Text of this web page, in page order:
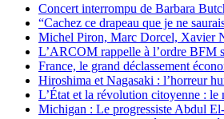
Concert interrompu de Barbara
“Cachez ce drapeau que je ne
Michel Piron, Marc Dorcel, Xavier
L’ARCOM rappelle à l’ordre BFM
France, le grand déclassement
Hiroshima et Nagasaki : l’horreur
L’État et la révolution citoyenne :
Michigan : Le progressiste Abdul